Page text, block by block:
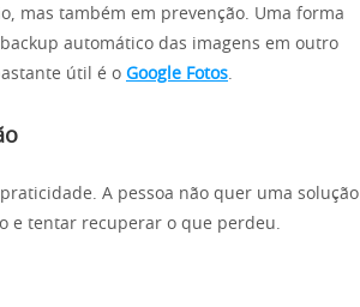
mas também em prevenção. Uma forma
automático das imagens em outro
útil é o Google Fotos.
A pessoa não quer uma solução
e tentar recuperar o que perdeu.